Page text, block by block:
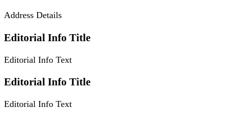
Address Details
Editorial Info Title
Editorial Info Text
Editorial Info Title
Editorial Info Text